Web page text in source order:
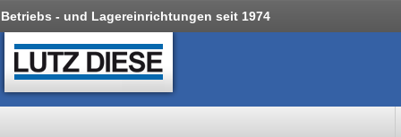
Betriebs - und Lagereinrichtungen seit 1974